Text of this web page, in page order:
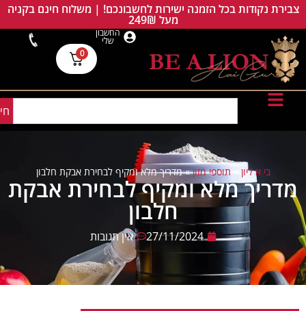
צבירת נקודות בכל הזמנה ישירות לחשבונכם! | משלוח חינם בקניה
מעל 249₪
החשבון
שלי
0
בי א ליון »תוספי מזון»מדריך מלא ומקיף לבחירת אבקת חלבון
מדריך מלא ומקיף לבחירת אבקת
חלבון
27/11/2024 אין תגובות